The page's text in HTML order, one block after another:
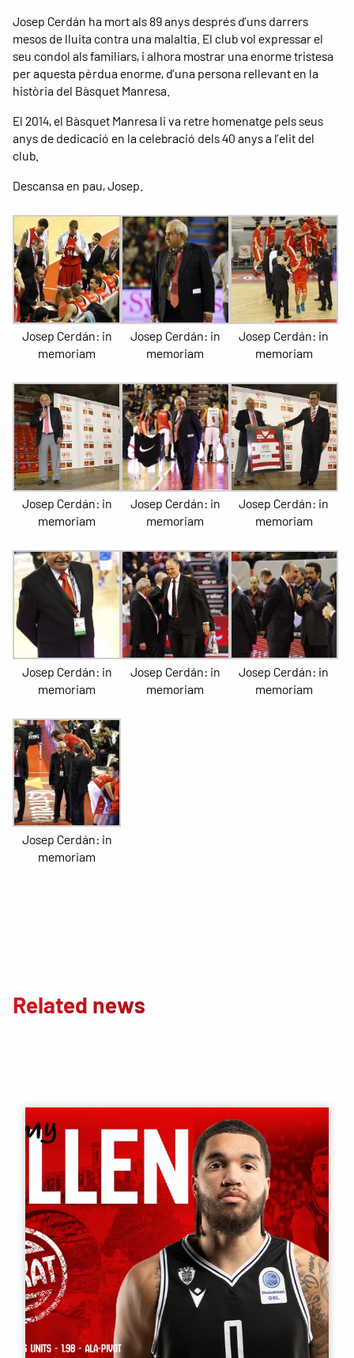
Josep Cerdán ha mort als 89 anys després d’uns darrers
mesos de lluita contra una malaltia. El club vol expressar el
seu condol als familiars, i alhora mostrar una enorme tristesa
per aquesta pèrdua enorme, d’una persona rellevant en la
història del Bàsquet Manresa.
El 2014, el Bàsquet Manresa li va retre homenatge pels seus
anys de dedicació en la celebració dels 40 anys a l’elit del
club.
Descansa en pau, Josep.
Josep Cerdán: in
memoriam
Josep Cerdán: in
memoriam
Josep Cerdán: in
memoriam
Josep Cerdán: in
memoriam
Josep Cerdán: in
memoriam
Josep Cerdán: in
memoriam
Josep Cerdán: in
memoriam
Josep Cerdán: in
memoriam
Josep Cerdán: in
memoriam
Josep Cerdán: in
memoriam
Related news